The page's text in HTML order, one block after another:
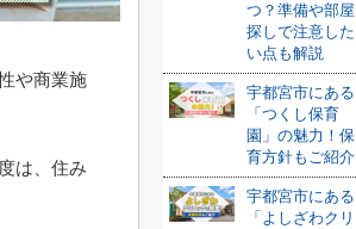
や商業施
は、住み
つ？準備や部屋
探しで注意した
い点も解説
宇都宮市にある
「つくし保育
園」の魅力！保
育方針もご紹介
宇都宮市にある
「よしざわクリ